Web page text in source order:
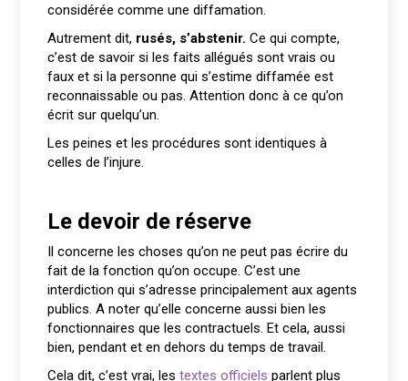
considérée comme une diffamation.
Autrement dit, rusés, s’abstenir. Ce qui compte,
c’est de savoir si les faits allégués sont vrais ou
faux et si la personne qui s’estime diffamée est
reconnaissable ou pas. Attention donc à ce qu’on
écrit sur quelqu’un.
Les peines et les procédures sont identiques à
celles de l’injure.
Le devoir de réserve
Il concerne les choses qu’on ne peut pas écrire du
fait de la fonction qu’on occupe. C’est une
interdiction qui s’adresse principalement aux agents
publics. A noter qu’elle concerne aussi bien les
fonctionnaires que les contractuels. Et cela, aussi
bien, pendant et en dehors du temps de travail.
Cela dit, c’est vrai, les textes officiels parlent plus